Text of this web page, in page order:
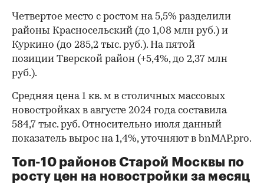
Четвертое место с ростом на 5,5% разделили
районы Красносельский (до 1,08 млн руб.) и
Куркино (до 285,2 тыс. руб.). На пятой
позиции Тверской район (+5,4%, до 2,37 млн
руб.).
Средняя цена 1 кв. м в столичных массовых
новостройках в августе 2024 года составила
584,7 тыс. руб. Относительно июля данный
показатель вырос на 1,4%, уточняют в bnMAP.pro.
Топ-10 районов Старой Москвы по
росту цен на новостройки за месяц